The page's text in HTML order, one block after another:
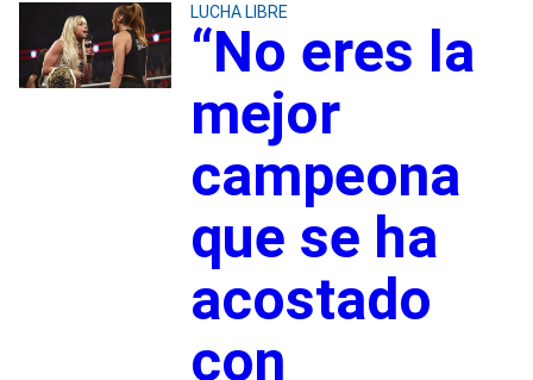
LUCHA LIBRE
“No eres la
mejor
campeona
que se ha
acostado
con